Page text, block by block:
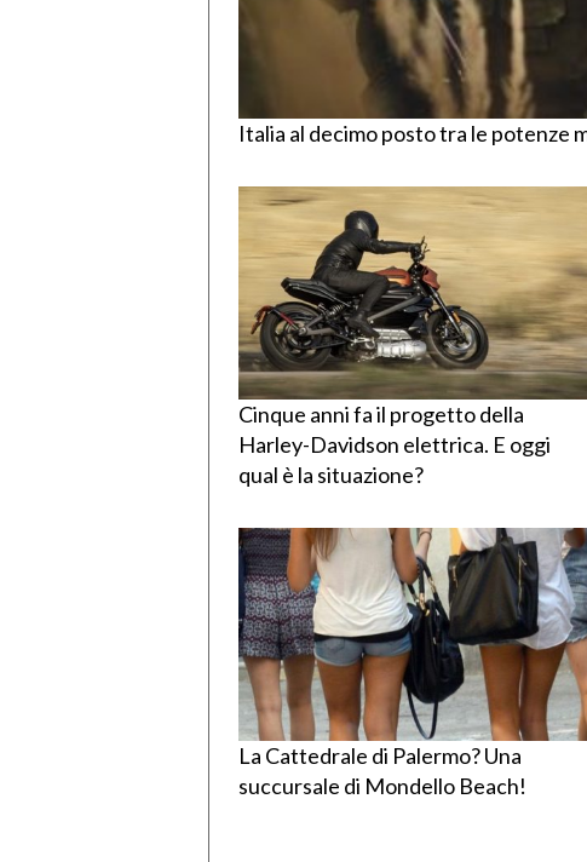
Italia al decimo posto tra le potenze
Cinque anni fa il progetto della
Harley-Davidson elettrica. E oggi
qual è la situazione?
La Cattedrale di Palermo? Una
succursale di Mondello Beach!